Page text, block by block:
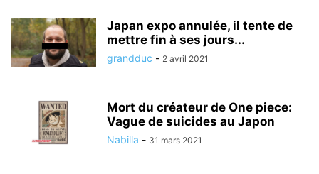
Japan expo annulée, il tente de
mettre fin à ses jours...
grandduc - 2 avril 2021
Mort du créateur de One piece:
Vague de suicides au Japon
Nabilla - 31 mars 2021